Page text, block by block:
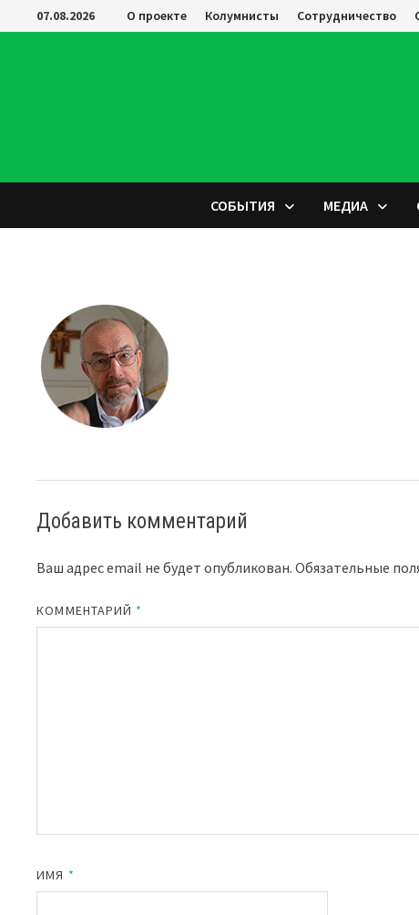
Перейти
к
07.08.2026 О проекте Колумнисты Сотрудничество
СОБЫТИЯ МЕДИА
Добавить комментарий
Ваш адрес email не будет опубликован. Обязательные
КОММЕНТАРИЙ *
ИМЯ *